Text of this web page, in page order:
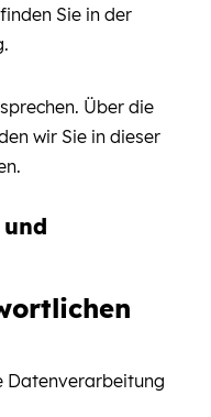
Sie in der
Über die
wir Sie in dieser
Datenverarbeitung